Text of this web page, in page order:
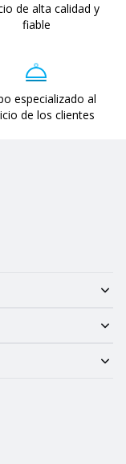
de alta calidad y
fiable
especializado al
de los clientes